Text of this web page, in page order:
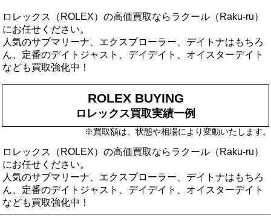
ロレックス（ROLEX）の高価買取ならラクール（Raku-ru）
にお任せください。
人気のサブマリーナ、エクスプローラー、デイトナはもちろ
ん、定番のデイトジャスト、デイデイト、オイスターデイト
なども買取強化中！
ROLEX BUYING
ロレックス買取実績一例
※買取額は、状態や相場により変動いたします。
ロレックス（ROLEX）の高価買取ならラクール（Raku-ru）
にお任せください。
人気のサブマリーナ、エクスプローラー、デイトナはもちろ
ん、定番のデイトジャスト、デイデイト、オイスターデイト
なども買取強化中！